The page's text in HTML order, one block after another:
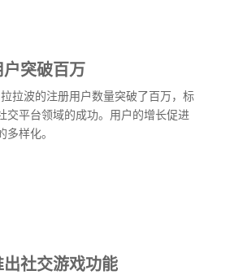
突破百万
拉波的注册用户数量突破了百万，标
交平台领域的成功。用户的增长促进
多样化。
社交游戏功能